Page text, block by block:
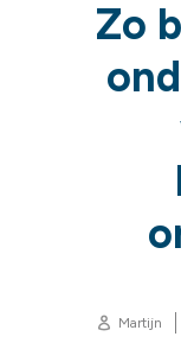
Zo
Martijn